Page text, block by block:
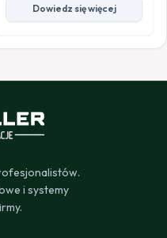
Dowiedz się więcej
i systemy